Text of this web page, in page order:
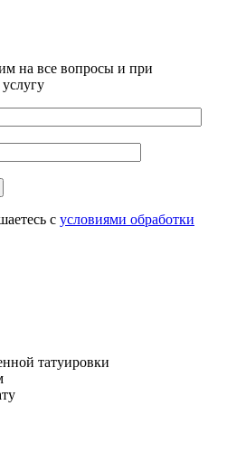
на все вопросы и при
с условиями обработки
татуировки